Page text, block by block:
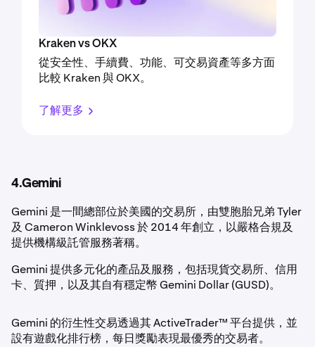
Kraken vs OKX
從安全性、手續費、功能、可交易資產等多方面
比較 Kraken 與 OKX。
了解更多
4.Gemini
Gemini 是一間總部位於美國的交易所，由雙胞胎兄弟 Tyler
及 Cameron Winklevoss 於 2014 年創立，以嚴格合規及
提供機構級託管服務著稱。
Gemini 提供多元化的產品及服務，包括現貨交易所、信用
卡、質押，以及其自有穩定幣 Gemini Dollar (GUSD)。
Gemini 的衍生性交易透過其 ActiveTrader™ 平台提供，並
設有遊戲化排行榜，每日獎勵表現最優秀的交易者。